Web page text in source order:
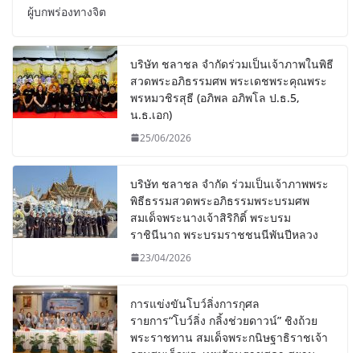
ผู้บกพร่องทางจิต
บริษัท ชลาชล จำกัดร่วมเป็นเจ้าภาพในพิธี
สวดพระอภิธรรมศพ พระเดชพระคุณพระ
พรหมวชิรสุธี (อภิพล อภิพโล ป.ธ.5,
น.ธ.เอก)
25/06/2026
บริษัท ชลาชล จำกัด ร่วมเป็นเจ้าภาพพระ
พิธีธรรมสวดพระอภิธรรมพระบรมศพ
สมเด็จพระนางเจ้าสิริกิติ์ พระบรม
ราชินีนาถ พระบรมราชชนนีพันปีหลวง
23/04/2026
การแข่งขันโบว์ลิ่งการกุศล
รายการ“โบว์ลิ่ง กลิ้งช่วยดาวน์” ชิงถ้วย
พระราชทาน สมเด็จพระกนิษฐาธิราชเจ้า